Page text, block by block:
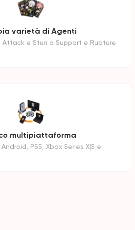
varietà di Agenti
Attack e Stun a Support e Rupture
multipiattaforma
PS5, Xbox Series X|S e